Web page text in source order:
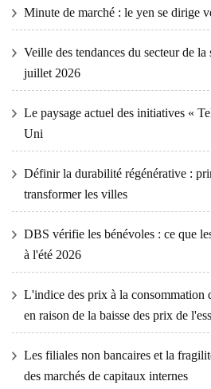
Minute de marché : le yen se dirige
Veille des tendances du secteur de la
juillet 2026
Le paysage actuel des initiatives «
Uni
Définir la durabilité régénérative :
transformer les villes
DBS vérifie les bénévoles : ce que
à l'été 2026
L'indice des prix à la consommation
en raison de la baisse des prix de
Les filiales non bancaires et la
des marchés de capitaux internes